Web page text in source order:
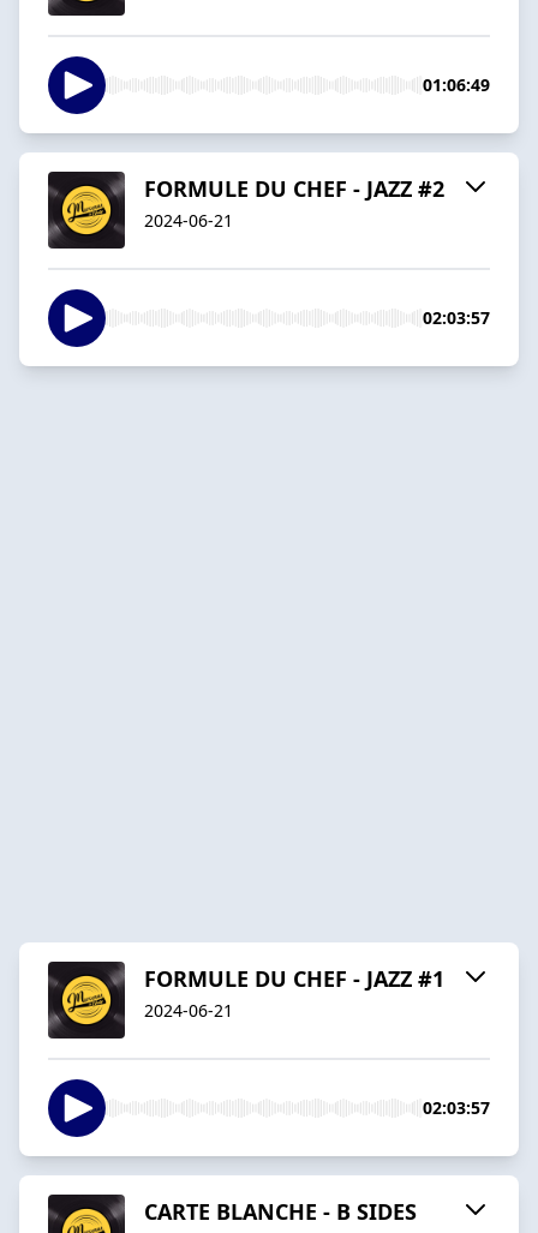
01:06:49
FORMULE DU CHEF - JAZZ #2
2024-06-21
02:03:57
FORMULE DU CHEF - JAZZ #1
2024-06-21
02:03:57
CARTE BLANCHE - B SIDES